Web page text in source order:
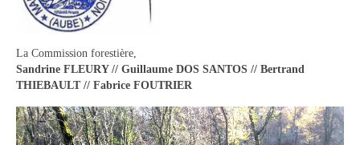
La Commission forestière,
Sandrine FLEURY // Guillaume DOS SANTOS // Bertrand
THIEBAULT // Fabrice FOUTRIER